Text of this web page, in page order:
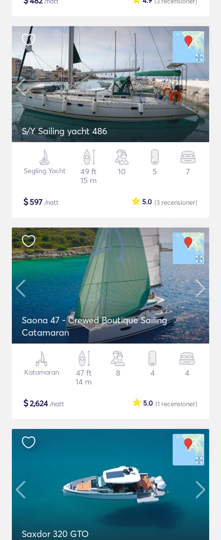
S/Y Sailing yacht 486
Segling Yacht
49 ft
15 m
10 5 7
$597 /natt (3 recensioner)
5.0
Saona 47 - Crewed Boutique Sailing
Catamaran
Katamaran
47 ft
14 m
8 4 4
$2,624/natt (1 recensioner)
5.0
Saxdor 320 GTO